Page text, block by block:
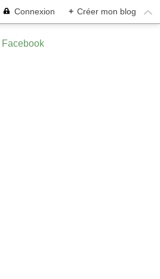
Connexion + Créer mon blog
Facebook